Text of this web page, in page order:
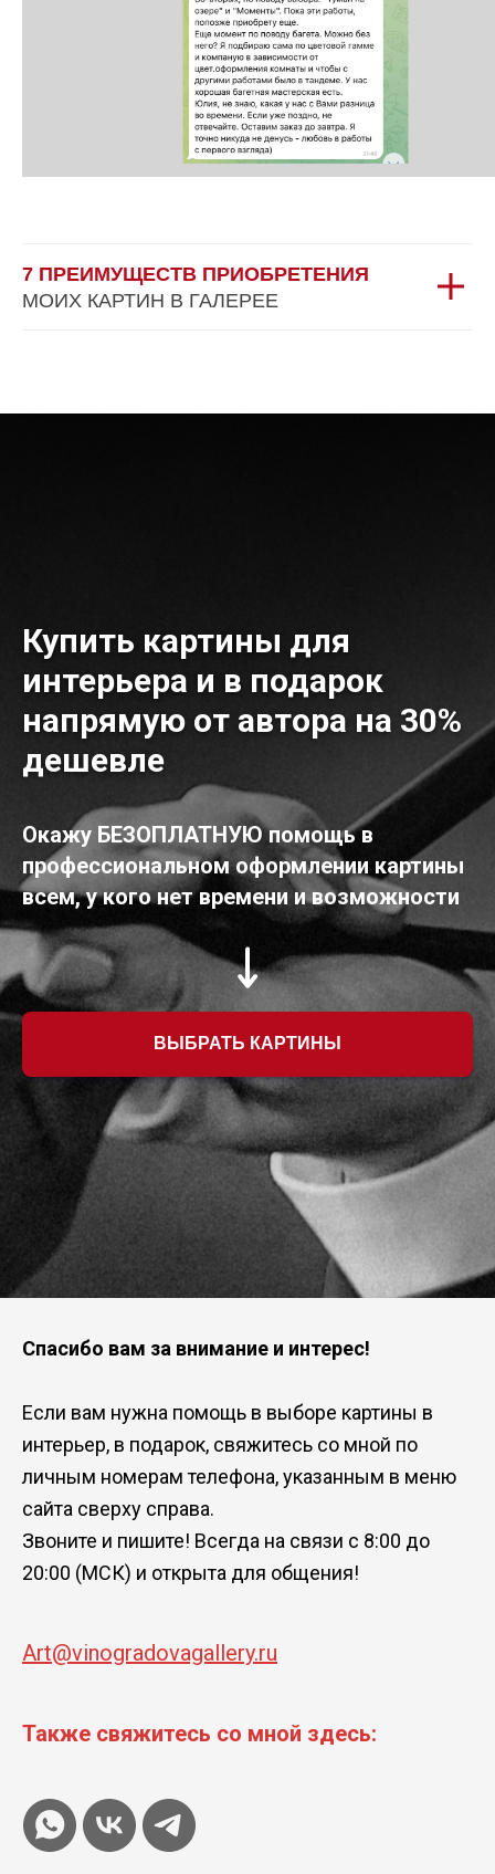
7 ПРЕИМУЩЕСТВ ПРИОБРЕТЕНИЯ
МОИХ КАРТИН В ГАЛЕРЕЕ
Купить картины для
интерьера и в подарок
напрямую от автора на 30%
дешевле
Окажу БЕЗОПЛАТНУЮ помощь в
профессиональном оформлении картины
всем, у кого нет времени и возможности
ВЫБРАТЬ КАРТИНЫ
Спасибо вам за внимание и интерес!
Если вам нужна помощь в выборе картины в
интерьер, в подарок, свяжитесь со мной по
личным номерам телефона, указанным в меню
сайта сверху справа.
Звоните и пишите! Всегда на связи с 8:00 до
20:00 (МСК) и открыта для общения!
Art@vinogradovagallery.ru
Также свяжитесь со мной здесь: